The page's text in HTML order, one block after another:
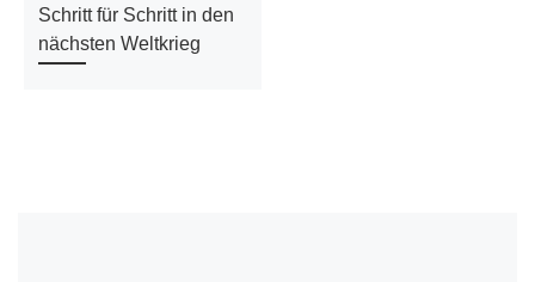
Schritt für Schritt in den
nächsten Weltkrieg